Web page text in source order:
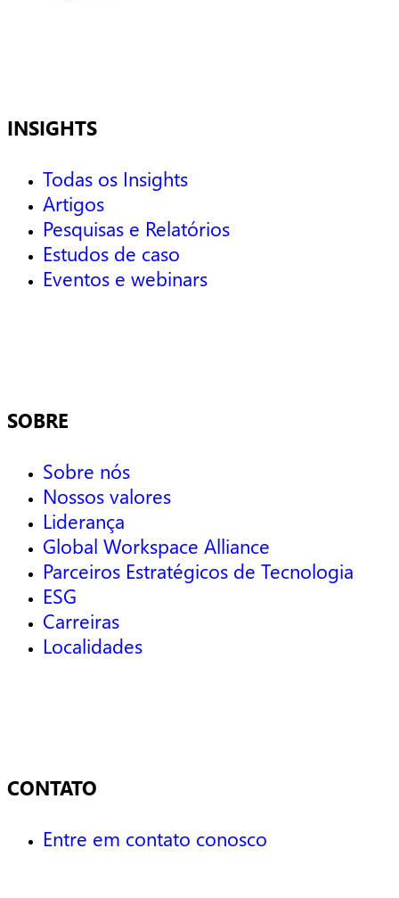
INSIGHTS
Todas os Insights
Artigos
Pesquisas e Relatórios
Estudos de caso
Eventos e webinars
SOBRE
Sobre nós
Nossos valores
Liderança
Global Workspace Alliance
Parceiros Estratégicos de Tecnologia
ESG
Carreiras
Localidades
CONTATO
Entre em contato conosco